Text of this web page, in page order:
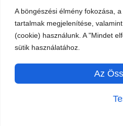
A böngészési élmény fokozása,
tartalmak megjelenítése,
(cookie) használunk. A "Mindet
sütik használatához.
Az